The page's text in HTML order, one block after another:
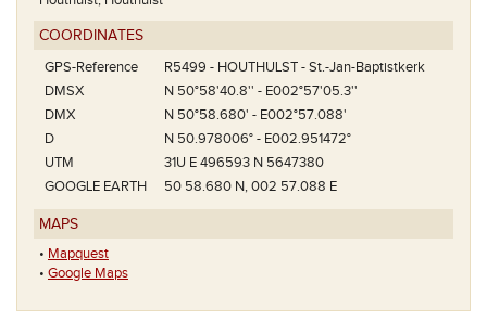
twee
COORDINATES
GPS-Reference
R5499 - HOUTHULST - St.-Jan-Baptistkerk
DMSX
N 50°58'40.8'' - E002°57'05.3''
DMX
N 50°58.680' - E002°57.088'
D
N 50.978006° - E002.951472°
UTM
31U E 496593 N 5647380
GOOGLE EARTH
50 58.680 N, 002 57.088 E
MAPS
• Mapquest
• Google Maps